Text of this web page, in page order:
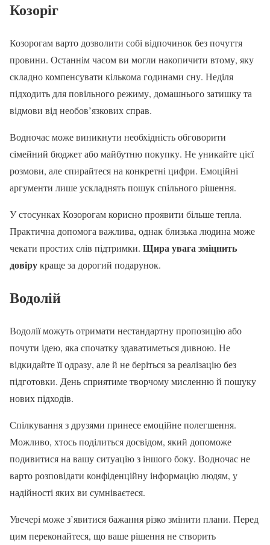
Козоріг
Козорогам варто дозволити собі відпочинок без почуття
провини. Останнім часом ви могли накопичити втому, яку
складно компенсувати кількома годинами сну. Неділя
підходить для повільного режиму, домашнього затишку та
відмови від необов’язкових справ.
Водночас може виникнути необхідність обговорити
сімейний бюджет або майбутню покупку. Не уникайте цієї
розмови, але спирайтеся на конкретні цифри. Емоційні
аргументи лише ускладнять пошук спільного рішення.
У стосунках Козорогам корисно проявити більше тепла.
Практична допомога важлива, однак близька людина може
чекати простих слів підтримки. Щира увага зміцнить
довірукраще за дорогий подарунок.
Водолій
Водолії можуть отримати нестандартну пропозицію або
почути ідею, яка спочатку здаватиметься дивною. Не
відкидайте її одразу, але й не беріться за реалізацію без
підготовки. День сприятиме творчому мисленню й пошуку
нових підходів.
Спілкування з друзями принесе емоційне полегшення.
Можливо, хтось поділиться досвідом, який допоможе
подивитися на вашу ситуацію з іншого боку. Водночас не
варто розповідати конфіденційну інформацію людям, у
надійності яких ви сумніваєтеся.
Увечері може з’явитися бажання різко змінити плани. Перед
цим переконайтеся, що ваше рішення не створить